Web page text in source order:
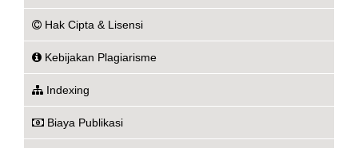
Hak Cipta & Lisensi
Kebijakan Plagiarisme
Indexing
Biaya Publikasi